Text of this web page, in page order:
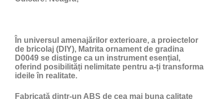
În universul amenajărilor exterioare, a proiectelor
de bricolaj (DIY), Matrita ornament de gradina
D0049 se distinge ca un instrument esențial,
oferind posibilități nelimitate pentru a-ți transforma
ideile în realitate.
Fabricată dintr-un ABS de cea mai buna calitate